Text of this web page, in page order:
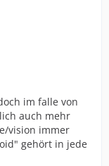
im falle von
auch mehr
vision immer
gehört in jede